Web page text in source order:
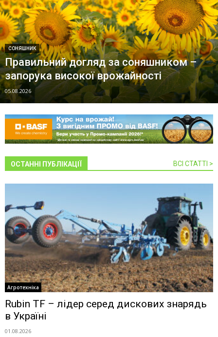
СОНЯШНИК
Правильний догляд за соняшником –
запорука високої врожайності
05.08.2026
ОСТАННІ ПУБЛІКАЦІЇ ВСІ СТАТТІ >
Агротехніка
Rubin TF – лідер серед дискових знарядь
в Україні
01.08.2026